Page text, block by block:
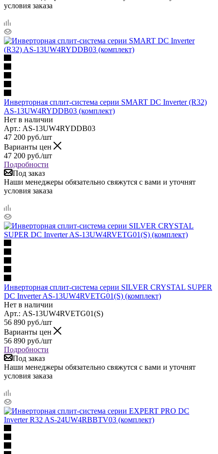
условия заказа
Инверторная сплит-система серии SMART DC Inverter (R32)
AS-13UW4RYDDB03 (комплект)
Нет в наличии
Арт.: AS-13UW4RYDDB03
47 200 руб./шт
Варианты цен
47 200 руб./шт
Подробности
Под заказ
Наши менеджеры обязательно свяжутся с вами и уточнят
условия заказа
Инверторная сплит-система серии SILVER CRYSTAL SUPER
DC Inverter AS-13UW4RVETG01(S) (комплект)
Нет в наличии
Арт.: AS-13UW4RVETG01(S)
56 890 руб./шт
Варианты цен
56 890 руб./шт
Подробности
Под заказ
Наши менеджеры обязательно свяжутся с вами и уточнят
условия заказа